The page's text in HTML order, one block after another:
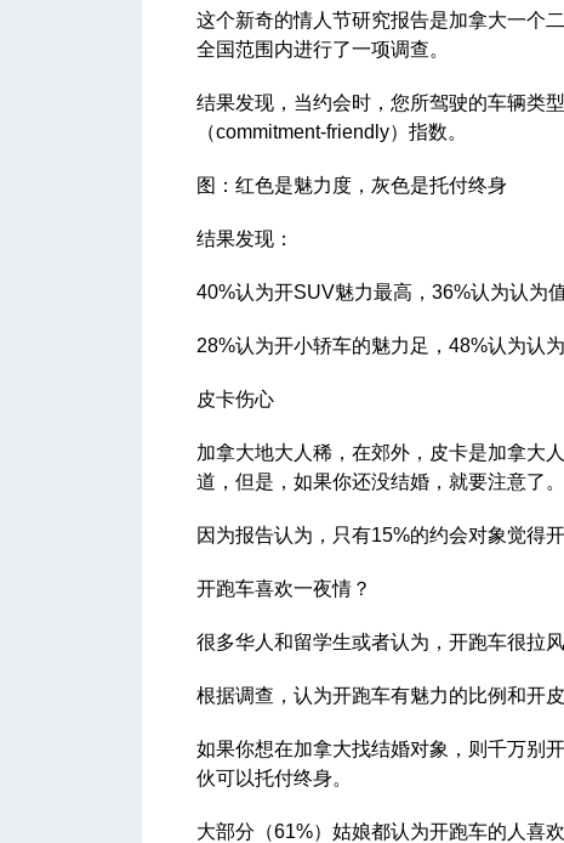
这个新奇的情人节研究报告是加拿大一个
全国范围内进行了一项调查。
结果发现，当约会时，您所驾驶的车辆类
（commitment-friendly）指数。
图：红色是魅力度，灰色是托付终身
结果发现：
40%认为开SUV魅力最高，36%认为认为
28%认为开小轿车的魅力足，48%认为认
皮卡伤心
加拿大地大人稀，在郊外，皮卡是加拿大
道，但是，如果你还没结婚，就要注意了。
因为报告认为，只有15%的约会对象觉得
开跑车喜欢一夜情？
很多华人和留学生或者认为，开跑车很拉
根据调查，认为开跑车有魅力的比例和开
如果你想在加拿大找结婚对象，则千万别
伙可以托付终身。
大部分（61%）姑娘都认为开跑车的人喜